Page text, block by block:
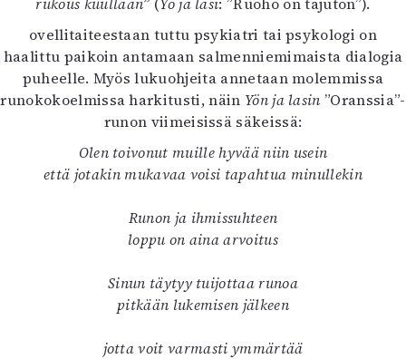
ovellitaiteestaan tuttu psykiatri tai psykologi on
haalittu paikoin antamaan salmenniemimaista dialogia
puheelle. Myös lukuohjeita annetaan molemmissa
runokokoelmissa harkitusti, näin Yön ja lasin ”Oranssia”-
runon viimeisissä säkeissä:
Olen toivonut muille hyvää niin usein
että jotakin mukavaa voisi tapahtua minullekin
Runon ja ihmissuhteen
loppu on aina arvoitus
Sinun täytyy tuijottaa runoa
pitkään lukemisen jälkeen
jotta voit varmasti ymmärtää